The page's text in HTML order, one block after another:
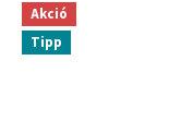
Akció
Tipp